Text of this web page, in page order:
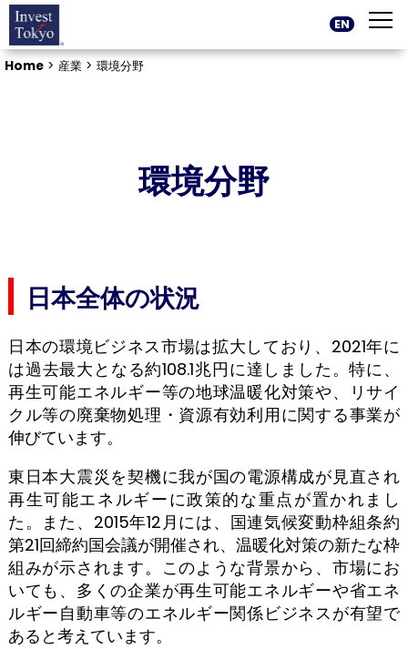
Home > 産業 > 環境分野
EN
環境分野
日本全体の状況
日本の環境ビジネス市場は拡大しており、2021年に
は過去最大となる約108.1兆円に達しました。特に、
再生可能エネルギー等の地球温暖化対策や、リサイ
クル等の廃棄物処理・資源有効利用に関する事業が
伸びています。
東日本大震災を契機に我が国の電源構成が見直され
再生可能エネルギーに政策的な重点が置かれまし
た。また、2015年12月には、国連気候変動枠組条約
第21回締約国会議が開催され、温暖化対策の新たな枠
組みが示されます。このような背景から、市場にお
いても、多くの企業が再生可能エネルギーや省エネ
ルギー自動車等のエネルギー関係ビジネスが有望で
あると考えています。